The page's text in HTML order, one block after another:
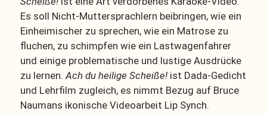
Es soll Nicht-Muttersprachlern beibringen, wie ein
Einheimischer zu sprechen, wie ein Matrose zu
fluchen, zu schimpfen wie ein Lastwagenfahrer
und einige problematische und lustige Ausdrücke
zu lernen. Ach du heilige Scheiße!ist Dada-Gedicht
und Lehrfilm zugleich, es nimmt Bezug auf Bruce
Naumans ikonische Videoarbeit Lip Synch.